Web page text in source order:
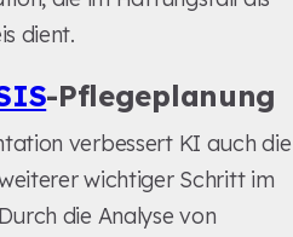
dient.
-Pflegeplanung
verbessert KI auch die
wichtiger Schritt im
die Analyse von